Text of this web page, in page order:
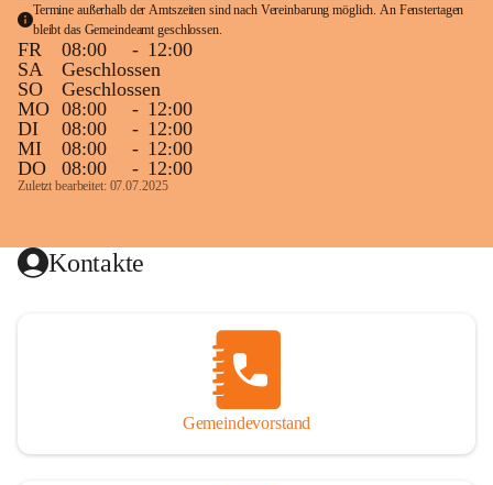
Termine außerhalb der Amtszeiten sind nach Vereinbarung möglich. An Fenstertagen
bleibt das Gemeindeamt geschlossen.
FR 08:00 - 12:00
SA
Geschlossen
SO
Geschlossen
MO 08:00 - 12:00
DI
08:00 - 12:00
MI
08:00 - 12:00
DO
08:00 - 12:00
Zuletzt bearbeitet: 07.07.2025
Kontakte
Gemeindevorstand